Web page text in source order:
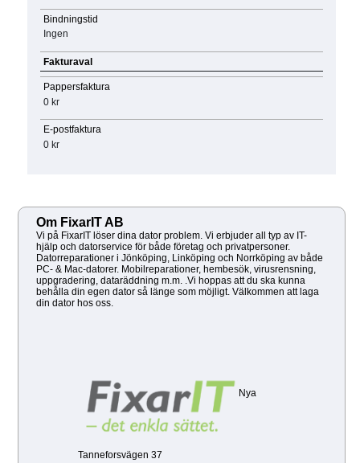
Bindningstid
Ingen
Fakturaval
Pappersfaktura
0 kr
E-postfaktura
0 kr
Om FixarIT AB
Vi på FixarIT löser dina dator problem. Vi erbjuder all typ av IT-
hjälp och datorservice för både företag och privatpersoner.
Datorreparationer i Jönköping, Linköping och Norrköping av både
PC- & Mac-datorer. Mobilreparationer, hembesök, virusrensning,
uppgradering, dataräddning m.m. .Vi hoppas att du ska kunna
behålla din egen dator så länge som möjligt. Välkommen att laga
din dator hos oss.
Nya
Tanneforsvägen 37